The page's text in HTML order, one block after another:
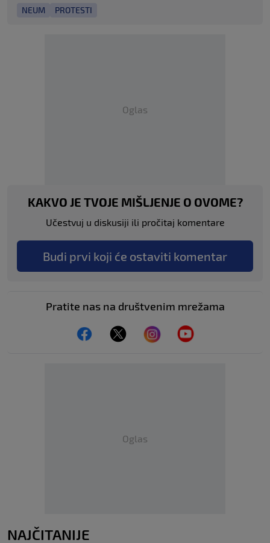
NEUM PROTESTI
Oglas
KAKVO JE TVOJE MIŠLJENJE O OVOME?
Učestvuj u diskusiji ili pročitaj komentare
Budi prvi koji će ostaviti komentar
Pratite nas na društvenim mrežama
Oglas
NAJČITANIJE